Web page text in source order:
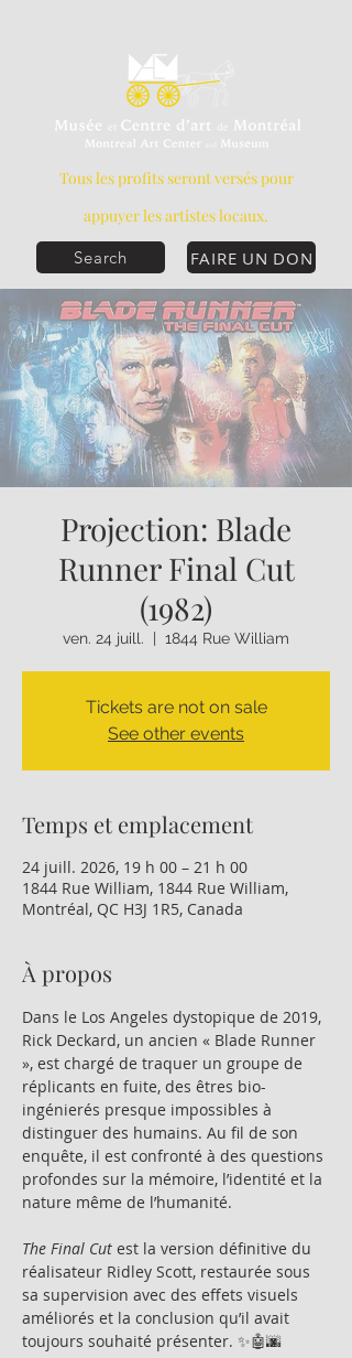
FAIRE UN DON
Tous les profits seront versés pour
appuyer les artistes locaux.
Search
Projection: Blade
Runner Final Cut
(1982)
ven. 24 juill. 1844 Rue William
Tickets are not on sale
See other events
Temps et emplacement
24 juill. 2026, 19 h 00 – 21 h 00
1844 Rue William, 1844 Rue William,
Montréal, QC H3J 1R5, Canada
À propos
Dans le Los Angeles dystopique de 2019,
Rick Deckard, un ancien « Blade Runner
», est chargé de traquer un groupe de
réplicants en fuite, des êtres bio-
ingénierés presque impossibles à
distinguer des humains. Au fil de son
enquête, il est confronté à des questions
profondes sur la mémoire, l’identité et la
nature même de l’humanité.
The Final Cut est la version définitive du
réalisateur Ridley Scott, restaurée sous
sa supervision avec des effets visuels
améliorés et la conclusion qu’il avait
toujours souhaité présenter. ✨🤖🌆